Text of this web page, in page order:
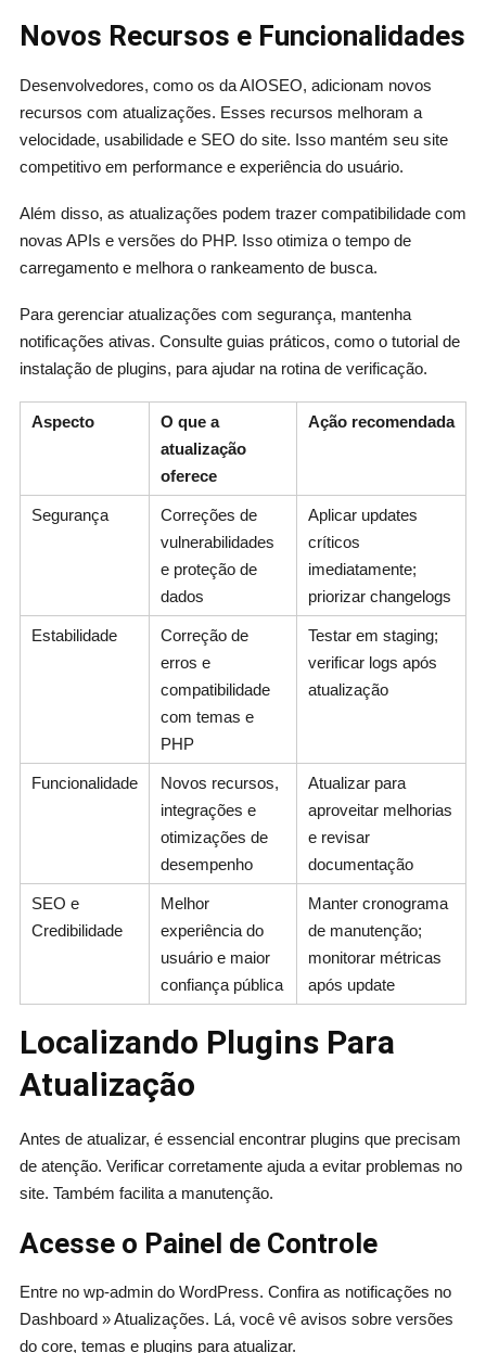
Novos Recursos e Funcionalidades
Desenvolvedores, como os da AIOSEO, adicionam novos
recursos com atualizações. Esses recursos melhoram a
velocidade, usabilidade e SEO do site. Isso mantém seu site
competitivo em performance e experiência do usuário.
Além disso, as atualizações podem trazer compatibilidade com
novas APIs e versões do PHP. Isso otimiza o tempo de
carregamento e melhora o rankeamento de busca.
Para gerenciar atualizações com segurança, mantenha
notificações ativas. Consulte guias práticos, como o tutorial de
instalação de plugins, para ajudar na rotina de verificação.
Aspecto
O que a
atualização
oferece
Ação recomendada
Segurança
Correções de
vulnerabilidades
e proteção de
dados
Aplicar updates
críticos
imediatamente;
priorizar changelogs
Estabilidade
Correção de
erros e
compatibilidade
com temas e
PHP
Testar em staging;
verificar logs após
atualização
Funcionalidade
Novos recursos,
integrações e
otimizações de
desempenho
Atualizar para
aproveitar melhorias
e revisar
documentação
SEO e
Credibilidade
Melhor
experiência do
usuário e maior
confiança pública
Manter cronograma
de manutenção;
monitorar métricas
após update
Localizando Plugins Para
Atualização
Antes de atualizar, é essencial encontrar plugins que precisam
de atenção. Verificar corretamente ajuda a evitar problemas no
site. Também facilita a manutenção.
Acesse o Painel de Controle
Entre no wp-admin do WordPress. Confira as notificações no
Dashboard » Atualizações. Lá, você vê avisos sobre versões
do core, temas e plugins para atualizar.